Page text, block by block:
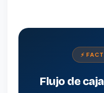
⚡
Flujo de